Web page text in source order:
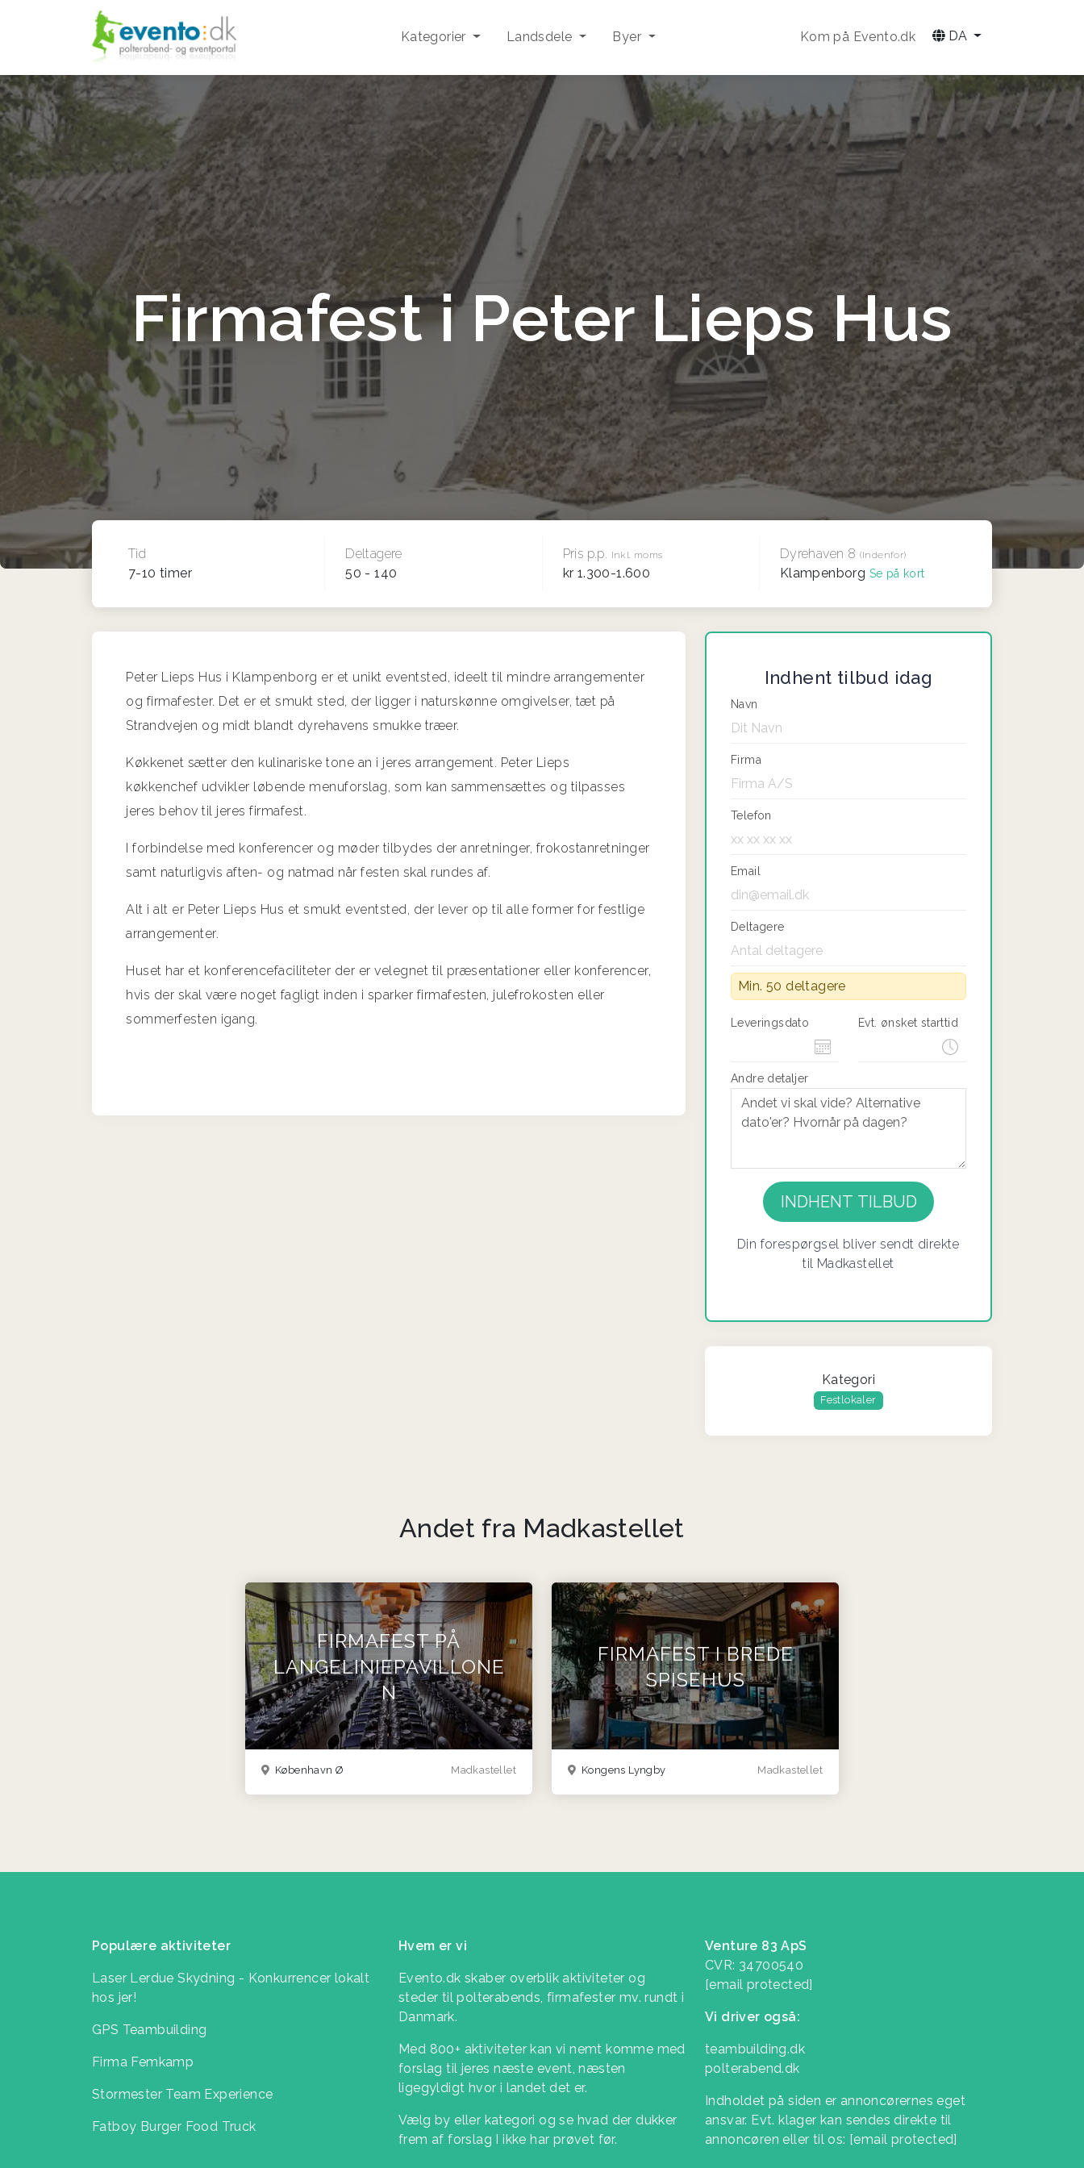
Kategorier Landsdele Byer Kom på Evento.dk DA
Firmafest i Peter Lieps Hus
Tid
7-10 timer
Deltagere
50 - 140
Pris p.p. Inkl. moms
kr 1.300-1.600
Dyrehaven 8 (Indenfor)
Klampenborg Se på kort
Peter Lieps Hus i Klampenborg er et unikt eventsted, ideelt til mindre arrangementer
og firmafester. Det er et smukt sted, der ligger i naturskønne omgivelser, tæt på
Strandvejen og midt blandt dyrehavens smukke træer.
Køkkenet sætter den kulinariske tone an i jeres arrangement. Peter Lieps
køkkenchef udvikler løbende menuforslag, som kan sammensættes og tilpasses
jeres behov til jeres firmafest.
I forbindelse med konferencer og møder tilbydes der anretninger, frokostanretninger
samt naturligvis aften- og natmad når festen skal rundes af.
Alt i alt er Peter Lieps Hus et smukt eventsted, der lever op til alle former for festlige
arrangementer.
Huset har et konferencefaciliteter der er velegnet til præsentationer eller konferencer,
hvis der skal være noget fagligt inden i sparker firmafesten, julefrokosten eller
sommerfesten igang.
Indhent tilbud idag
Navn
Firma
Telefon
Email
Deltagere
Min. 50 deltagere
Leveringsdato Evt. ønsket starttid
Andre detaljer
Din forespørgsel bliver sendt direkte
til Madkastellet
Kategori
Festlokaler
Andet fra Madkastellet
FIRMAFEST PÅ
LANGELINIEPAVILLONE
N
Madkastellet
København Ø
FIRMAFEST I BREDE
SPISEHUS
Madkastellet
Kongens Lyngby
Populære aktiviteter
Laser Lerdue Skydning - Konkurrencer lokalt
hos jer!
GPS Teambuilding
Firma Femkamp
Stormester Team Experience
Fatboy Burger Food Truck
Hvem er vi
Evento.dk skaber overblik aktiviteter og
steder til polterabends, firmafester mv. rundt i
Danmark.
Med 800+ aktiviteter kan vi nemt komme med
forslag til jeres næste event, næsten
ligegyldigt hvor i landet det er.
Vælg by eller kategori og se hvad der dukker
frem af forslag I ikke har prøvet før.
Venture 83 ApS
CVR: 34700540
[email protected]
Vi driver også:
teambuilding.dk
polterabend.dk
Indholdet på siden er annoncørernes eget
ansvar. Evt. klager kan sendes direkte til
annoncøren eller til os: [email protected]